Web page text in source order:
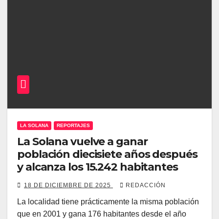
LA SOLANA REPORTAJES
La Solana vuelve a ganar
población diecisiete años después
y alcanza los 15.242 habitantes
18 DE DICIEMBRE DE 2025 REDACCIÓN
La localidad tiene prácticamente la misma población
que en 2001 y gana 176 habitantes desde el año